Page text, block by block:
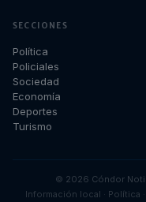
SECCIONES
Política
Policiales
Sociedad
Economía
Deportes
Turismo
© 2026 Cóndor
Información local · Política